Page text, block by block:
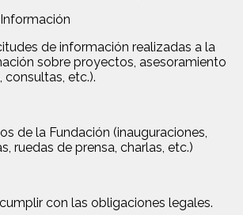
de información realizadas a la
sobre proyectos, asesoramiento
etc.).
de la Fundación (inauguraciones,
ruedas de prensa, charlas, etc.)
con las obligaciones legales.